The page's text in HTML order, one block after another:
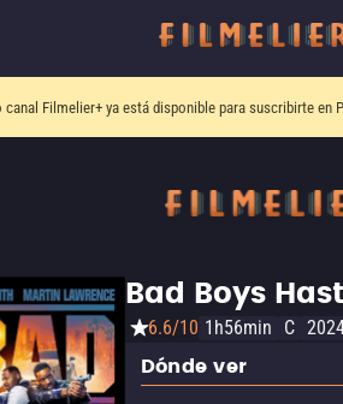
canal Filmelier+ya está disponible para suscribirte en
Bad Boys
6.6/10 1h56min C
Dónde ver